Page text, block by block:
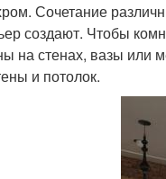
Сочетание
создают. Чтобы
на стенах, вазы или
и потолок.